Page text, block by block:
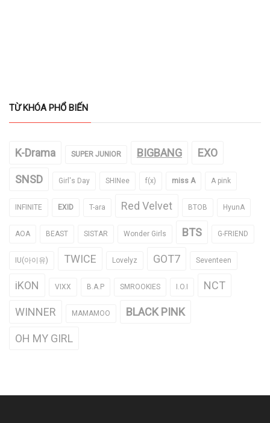
TỪ KHÓA PHỔ BIẾN
K-Drama SUPER JUNIOR BIGBANG EXO
SNSD Girl's Day SHINee f(x) miss A A pink
INFINITE EXID T-ara Red Velvet BTOB HyunA
AOA BEAST SISTAR Wonder Girls BTS G-FRIEND
IU(아이유) TWICE Lovelyz GOT7 Seventeen
iKON VIXX B.A.P SMROOKIES I.O.I NCT
WINNER MAMAMOO BLACK PINK
OH MY GIRL